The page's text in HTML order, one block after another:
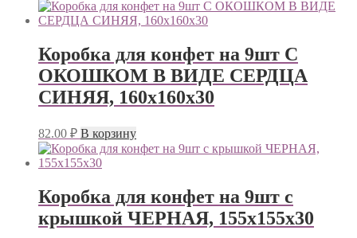
Коробка для конфет на 9шт С
ОКОШКОМ В ВИДЕ СЕРДЦА
СИНЯЯ, 160х160х30
82.00 ₽ В корзину
Коробка для конфет на 9шт с
крышкой ЧЕРНАЯ, 155х155х30